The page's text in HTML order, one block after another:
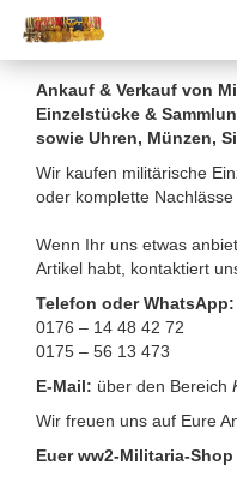
Ankauf & Verkauf von
Einzelstücke &
sowie Uhren, Münzen,
Wir kaufen militärische
oder komplette Nachlässe
Wenn Ihr uns etwas
Artikel habt, kontaktiert
Telefon oder WhatsApp:
0176 – 14 48 42 72
0175 – 56 13 473
E-Mail: über den Bereich
Wir freuen uns auf Eure
Euer ww2-Militaria-Shop